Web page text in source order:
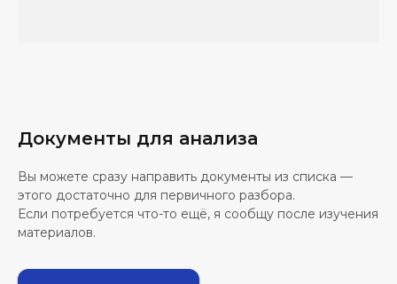
Документы для анализа
Вы можете сразу направить документы из списка —
этого достаточно для первичного разбора.
Если потребуется что-то ещё, я сообщу после изучения
материалов.